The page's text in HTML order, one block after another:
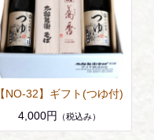
【NO-32】ギフト(つゆ付)
4,000円
（税込み）